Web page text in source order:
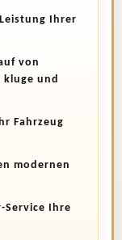
Ihrer
von
kluge und
Fahrzeug
modernen
Service Ihre